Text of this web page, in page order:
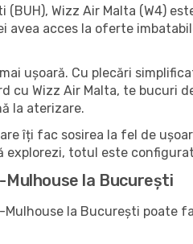
Wizz Air Malta (W4)
avea acces la oferte
ușoară. Cu plecări
cu Wizz Air Malta, te bucuri
la aterizare.
îți fac sosirea la fel de
explorezi, totul este
la București
la București